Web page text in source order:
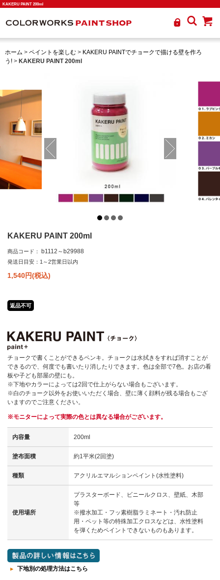
KAKERU PAINT 200ml
ホーム > ペイントを楽しむ > KAKERU PAINTでチョークで描ける壁を作ろ
う! > KAKERU PAINT 200ml
KAKERU PAINT 200ml
商品コード： b1112～b29988
発送日目安：1～2営業日以内
1,540円(税込)
返品不可
チョークで書くことができるペンキ。チョークは水拭きをすれば消すことが
できるので、何度でも書いたり消したりできます。色は全部で7色。お店の看
板や子ども部屋の壁にも。
※下地やカラーによっては2回で仕上がらない場合もございます。
※白のチョーク以外をお使いいただく場合、壁に薄く顔料が残る場合もござ
いますのでご注意ください。
※モニターによって実際の色とは異なる場合がございます。
内容量 200ml
塗布面積 約1平米(2回塗)
種類 アクリルエマルションペイント(水性塗料)
使用場所
プラスターボード、ビニールクロス、壁紙、木部
等
※撥水加工・フッ素樹脂ラミネート・汚れ防止
用・ペット等の特殊加工クロスなどは、水性塗料
を弾くためペイントできないものもあります。
下地別の処理方法はこちら